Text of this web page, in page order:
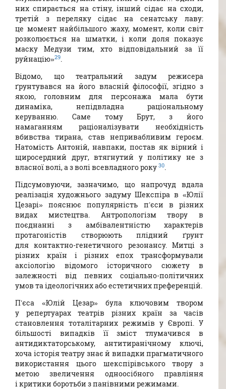
них спирається на стіну, інший сідає на сходи,
третій з переляку сідає на сенатську лаву:
це момент найбільшого жаху, момент, коли світ
розколюється на шматки, і коли доля показує
маску Медузи тим, хто відповідальний за її
руйнацію»29.
Відомо, що театральний задум режисера
ґрунтувався на його власній філософії, згідно з
якою, головним для персонажа мала бути
динаміка, непідвладна раціональному
керуванню. Саме тому Брут, з його
намаганням раціоналізувати необхідність
вбивства тирана, став непривабливим героєм.
Натомість Антоній, навпаки, постав як вірний і
щиросердний друг, втягнутий у політику не з
власної волі, а з волі всевладного року 30.
Підсумовуючи, зазначимо, що напрочуд вдала
реалізація художнього задуму Шекспіра в «Юлії
Цезарі» пояснює популярність п’єси в різних
видах мистецтва. Антропологізм твору в
поєднанні з амбівалентністю характерів
протагоністів створюють плідний ґрунт
для контактно-генетичного резонансу. Митці з
різних країн і різних епох трансформували
аксіологію відомого історичного сюжету в
залежності від певних соціально-політичних
умов та ідеологічних або естетичних преференцій.
П’єса «Юлій Цезар» була ключовим твором
у репертуарах театрів різних країн за часів
становлення тоталітарних режимів у Європі. У
більшості випадків її зміст тлумачився в
антидиктаторському, антитиранічному ключі,
хоча історія театру знає й випадки прагматичного
використання цього шекспірівського твору з
метою звеличення одноосібного правління
і критики боротьби з панівними режимами.